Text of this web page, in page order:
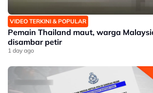
VIDEO TERKINI & POPULAR
Pemain Thailand maut, warga
disambar petir
1 day ago